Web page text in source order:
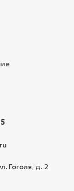
Гоголя, д. 2